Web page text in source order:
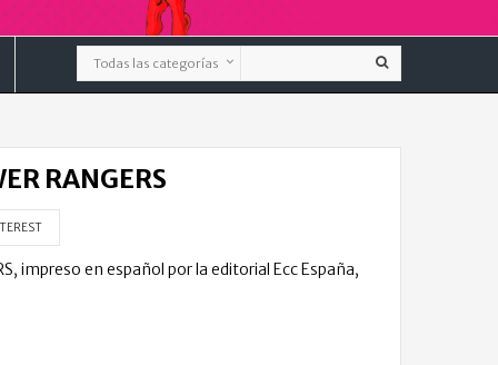
RANGERS
impreso en español por la editorial Ecc España,